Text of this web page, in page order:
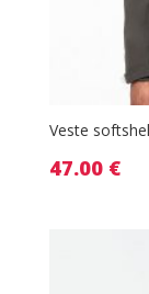
Veste
47.00 €